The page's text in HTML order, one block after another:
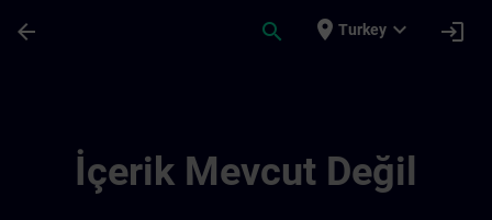
arrow_back search place Turkey expand_more login
İçerik Mevcut Değil